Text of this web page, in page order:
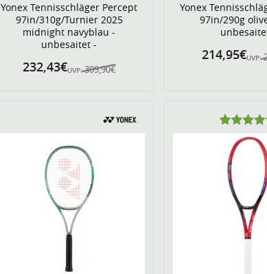
Yonex Tennisschläger Percept
97in/310g/Turnier 2025
midnight navyblau -
unbesaitet -
UVP: 309,90€
232,43€
Yonex
97in/290g
UVP:
214,95€